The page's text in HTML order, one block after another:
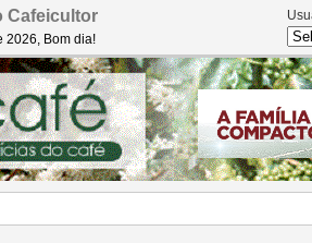
Cafeicultor
2026, Bom dia!